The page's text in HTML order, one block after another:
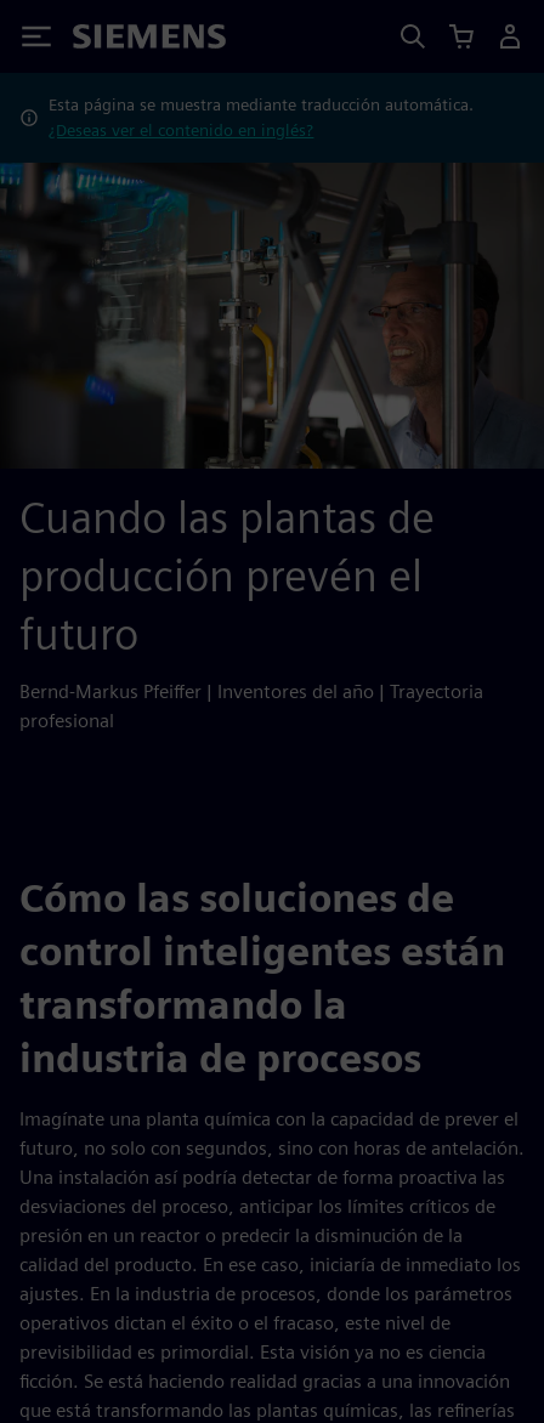
Siemens
Esta página se muestra mediante traducción automática.
¿Deseas ver el contenido en inglés?
Cuando las plantas de
producción prevén el
futuro
Bernd-Markus Pfeiffer | Inventores del año | Trayectoria
profesional
Cómo las soluciones de
control inteligentes están
transformando la
industria de procesos
Imagínate una planta química con la capacidad de prever el
futuro, no solo con segundos, sino con horas de antelación.
Una instalación así podría detectar de forma proactiva las
desviaciones del proceso, anticipar los límites críticos de
presión en un reactor o predecir la disminución de la
calidad del producto. En ese caso, iniciaría de inmediato los
ajustes. En la industria de procesos, donde los parámetros
operativos dictan el éxito o el fracaso, este nivel de
previsibilidad es primordial. Esta visión ya no es ciencia
ficción. Se está haciendo realidad gracias a una innovación
que está transformando las plantas químicas, las refinerías